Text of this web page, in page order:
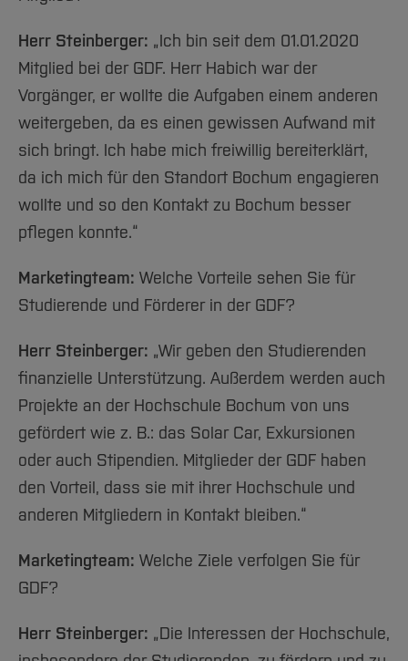
Herr Steinberger: „Ich bin seit dem 01.01.2020
Mitglied bei der GDF. Herr Habich war der
Vorgänger, er wollte die Aufgaben einem anderen
weitergeben, da es einen gewissen Aufwand mit
sich bringt. Ich habe mich freiwillig bereiterklärt,
da ich mich für den Standort Bochum engagieren
wollte und so den Kontakt zu Bochum besser
pflegen konnte.“
Marketingteam: Welche Vorteile sehen Sie für
Studierende und Förderer in der GDF?
Herr Steinberger: „Wir geben den Studierenden
finanzielle Unterstützung. Außerdem werden auch
Projekte an der Hochschule Bochum von uns
gefördert wie z. B.: das Solar Car, Exkursionen
oder auch Stipendien. Mitglieder der GDF haben
den Vorteil, dass sie mit ihrer Hochschule und
anderen Mitgliedern in Kontakt bleiben.“
Marketingteam: Welche Ziele verfolgen Sie für
GDF?
Herr Steinberger: „Die Interessen der Hochschule,